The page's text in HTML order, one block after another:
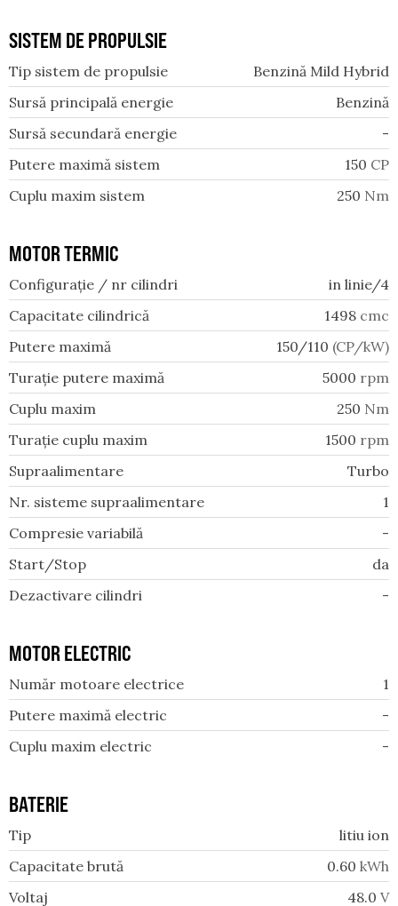
SISTEM DE PROPULSIE
Tip sistem de propulsie
Benzină Mild Hybrid
Sursă principală energie
Benzină
Sursă secundară energie
-
Putere maximă sistem
150 CP
Cuplu maxim sistem
250 Nm
MOTOR TERMIC
Configurație / nr cilindri
in linie/4
Capacitate cilindrică
1498 cmc
Putere maximă
150/110 (CP/kW)
Turație putere maximă
5000 rpm
Cuplu maxim
250 Nm
Turație cuplu maxim
1500 rpm
Supraalimentare
Turbo
Nr. sisteme supraalimentare
1
Compresie variabilă
-
Start/Stop
da
Dezactivare cilindri
-
MOTOR ELECTRIC
Număr motoare electrice
1
Putere maximă electric
-
Cuplu maxim electric
-
BATERIE
Tip
litiu ion
Capacitate brută
0.60 kWh
Voltaj
48.0 V